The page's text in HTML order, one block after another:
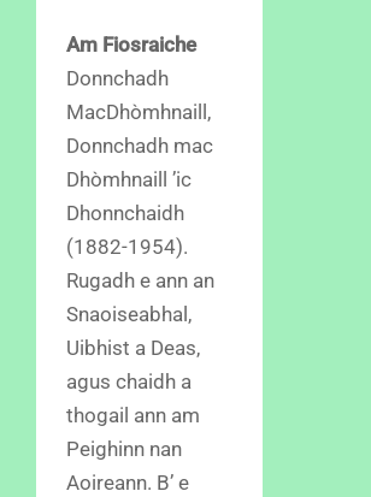
Am Fiosraiche
Donnchadh
MacDhòmhnaill,
Donnchadh mac
Dhòmhnaill ’ic
Dhonnchaidh
(1882-1954).
Rugadh e ann an
Snaoiseabhal,
Uibhist a Deas,
agus chaidh a
thogail ann am
Peighinn nan
Aoireann. B’ e